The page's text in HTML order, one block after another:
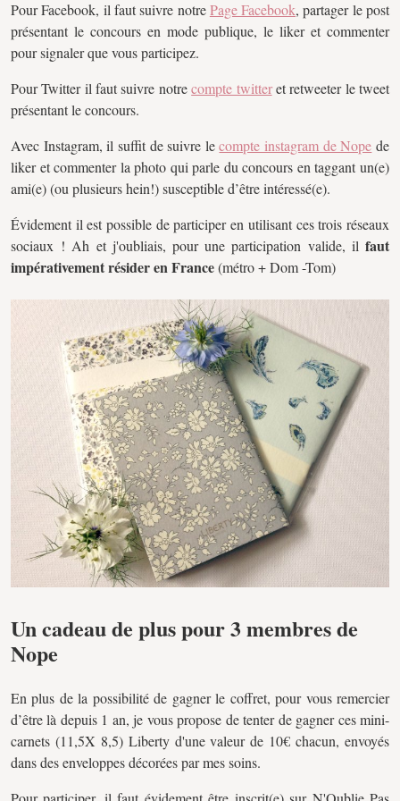
Pour Facebook, il faut suivre notrePage Facebook, partager le post
présentant le concours en mode publique, le liker et commenter
pour signaler que vous participez.
Pour Twitter il faut suivre notrecompte twitteret retweeter le tweet
présentant le concours.
Avec Instagram, il suffit de suivre lecompte instagram de Nope de
liker et commenter la photo qui parle du concours en taggant un(e)
ami(e) (ou plusieurs hein!) susceptible d’être intéressé(e).
Évidement il est possible de participer en utilisant ces trois réseaux
sociaux ! Ah et j'oubliais, pour une participation valide, il faut
impérativement résider en France(métro + Dom -Tom)
Un cadeau de plus pour 3 membres de
Nope
En plus de la possibilité de gagner le coffret, pour vous remercier
d’être là depuis 1 an, je vous propose de tenter de gagner ces mini-
carnets (11,5X 8,5) Liberty d'une valeur de 10€ chacun, envoyés
dans des enveloppes décorées par mes soins.